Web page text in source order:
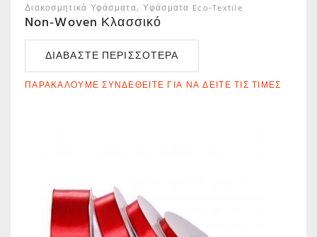
Διακοσμητικά Υφάσματα Υφάσματα Eco-Textile
Non-Woven Κλασσικό
ΔΙΑΒΆΣΤΕ ΠΕΡΙΣΣΌΤΕΡΑ
ΠΑΡΑΚΑΛΟΎΜΕ ΣΥΝΔΕΘΕΊΤΕ ΓΙΑ ΝΑ ΔΕΊΤΕ ΤΙΣ ΤΙΜΈΣ